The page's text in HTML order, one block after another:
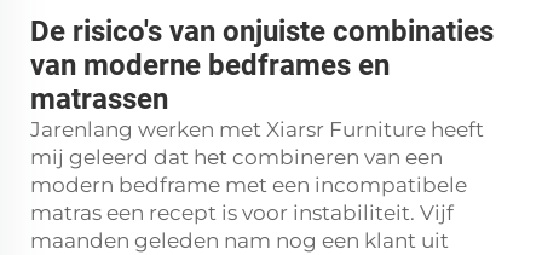
De risico's van onjuiste combinaties
van moderne bedframes en
matrassen
Jarenlang werken met Xiarsr Furniture heeft
mij geleerd dat het combineren van een
modern bedframe met een incompatibele
matras een recept is voor instabiliteit. Vijf
maanden geleden nam nog een klant uit